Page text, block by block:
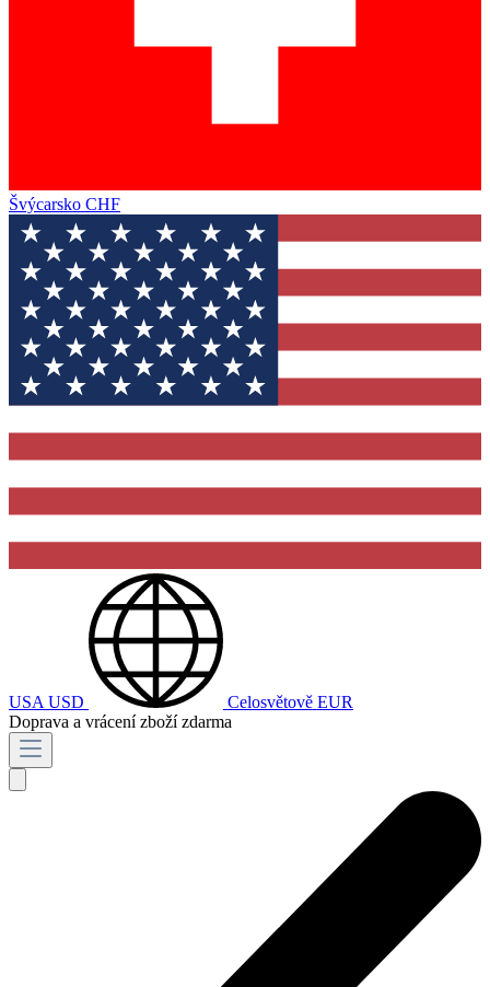
Švýcarsko CHF
USA USD Celosvětově EUR
Doprava a vrácení zboží zdarma